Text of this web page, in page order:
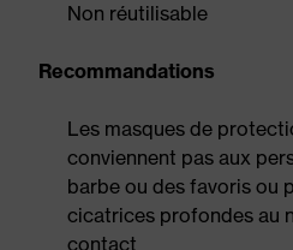
Non réutilisable
Recommandations
Les masques de
conviennent pas aux
barbe ou des favoris ou
cicatrices profondes au
contact